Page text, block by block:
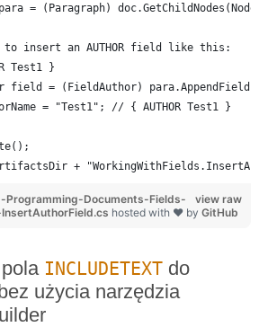
= (Paragraph)
to insert an AUTHOR field like this:
Test1 }
field = (FieldAuthor)
= "Test1"; // { AUTHOR Test1 }
+
view raw
Programming-Documents-Fields-
hosted with ❤ by GitHub
INCLUDETEXTdo
użycia narzędzia